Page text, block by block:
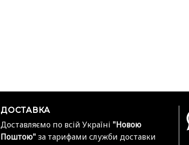
ДОСТАВКА
Доставляємо по всій Україні "Новою
Поштою" за тарифами служби доставки